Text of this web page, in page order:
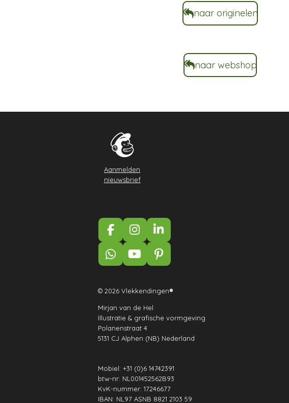
naar originelen
naar webshop
Aanmelden
nieuwsbrief
F
c
e
o
k
I
s
t
g
a
m
L
n
k
d
I
W
h
t
A
p
p
Y
o
T
b
e
P
i
t
e
s
t
© 2026 Vlekkendingen®
Mirjan van de Hel
Illustratie & grafische vormgeving
Polanenstraat 4
5131 CJ Alphen (NB) Nederland
Mobiel: +31 (0)6 14742391
btw-nr: NL001452562B93
KvK-nummer: 17246677
IBAN: NL97 ASNB 8821 2103 59